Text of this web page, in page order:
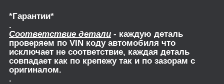
*Гарантии*
.
Соответствие детали - каждую деталь
проверяем по VIN коду автомобиля что
исключает не соответствие, каждая деталь
совпадает как по крепежу так и по зазорам с
оригиналом.
.